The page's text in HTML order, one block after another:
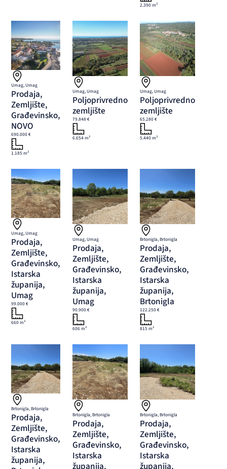
2.390 m²
Umag, Umag
Prodaja,
Zemljište,
Građevinsko,
NOVO
690.000 €
1.185 m²
Umag, Umag
Poljoprivredno
zemljište
79.848 €
6.654 m²
Umag, Umag
Poljoprivredno
zemljište
65.280 €
5.440 m²
Umag, Umag
Prodaja,
Zemljište,
Građevinsko,
Istarska
županija,
Umag
99.000 €
660 m²
Umag, Umag
Prodaja,
Zemljište,
Građevinsko,
Istarska
županija,
Umag
90.900 €
606 m²
Brtonigla, Brtonigla
Prodaja,
Zemljište,
Građevinsko,
Istarska
županija,
Brtonigla
122.250 €
815 m²
Brtonigla, Brtonigla
Prodaja,
Zemljište,
Građevinsko,
Istarska
županija,
Brtonigla, Brtonigla
Prodaja,
Zemljište,
Građevinsko,
Istarska
županija,
Brtonigla, Brtonigla
Prodaja,
Zemljište,
Građevinsko,
Istarska
županija,